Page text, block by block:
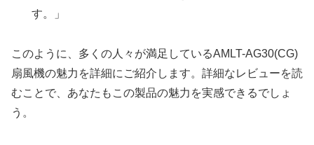
す。」
このように、多くの人々が満足しているAMLT-AG30(CG)
扇風機の魅力を詳細にご紹介します。詳細なレビューを読
むことで、あなたもこの製品の魅力を実感できるでしょ
う。